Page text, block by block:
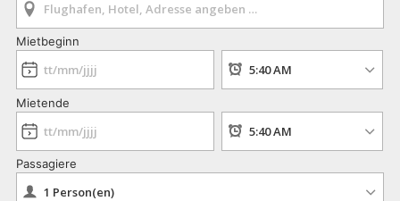
Mietbeginn
Mietende
Passagiere